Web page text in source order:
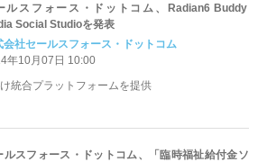
ルスフォース・ドットコム、Radian6 Buddy
Social Studioを発表
会社セールスフォース・ドットコム
年10月07日 10:00
統合プラットフォームを提供
ルスフォース・ドットコム、「臨時福祉給付金ソ